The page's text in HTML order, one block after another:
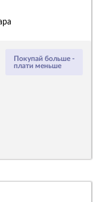
Покупай больше -
плати меньше